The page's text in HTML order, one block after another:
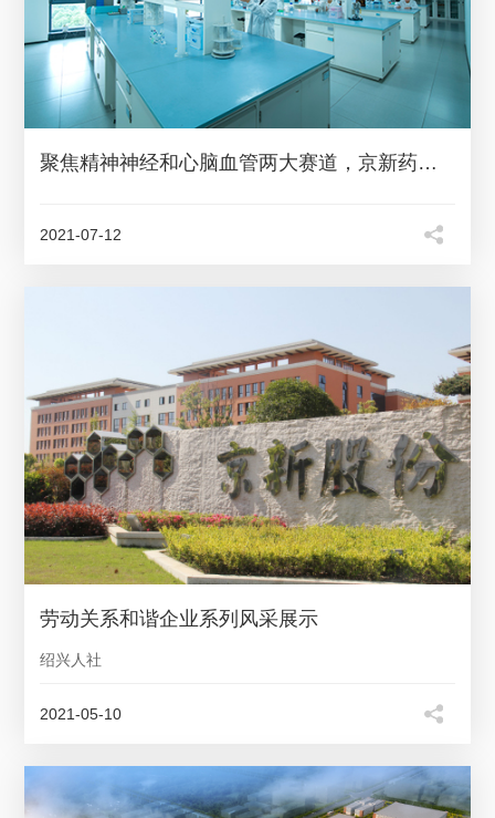
聚焦精神神经和心脑血管两大赛道，京新药业持续深化转型升级
2021-07-12
劳动关系和谐企业系列风采展示
绍兴人社
2021-05-10